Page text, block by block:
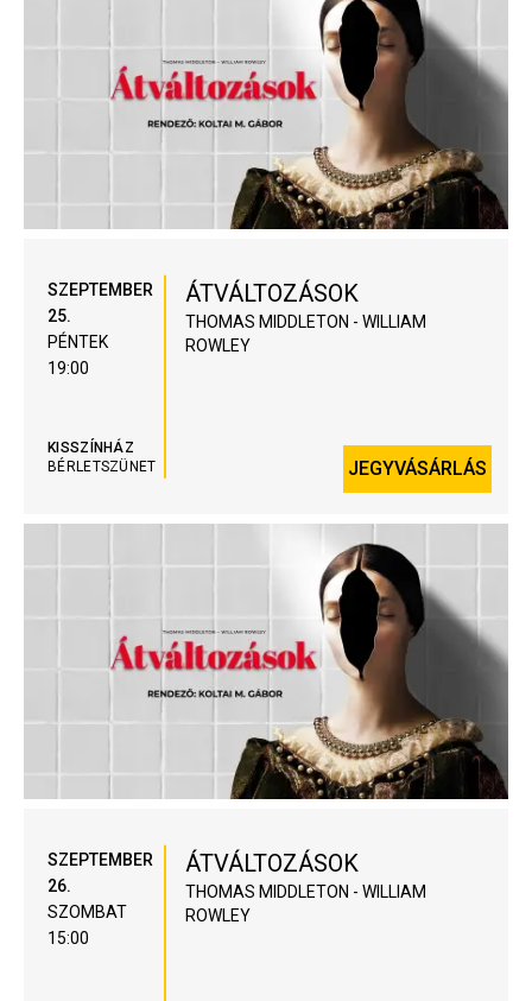
SZEPTEMBER
25.
PÉNTEK
19:00
KISSZÍNHÁZ
BÉRLETSZÜNET
ÁTVÁLTOZÁSOK
THOMAS MIDDLETON - WILLIAM
ROWLEY
JEGYVÁSÁRLÁS
SZEPTEMBER
26.
SZOMBAT
15:00
ÁTVÁLTOZÁSOK
THOMAS MIDDLETON - WILLIAM
ROWLEY